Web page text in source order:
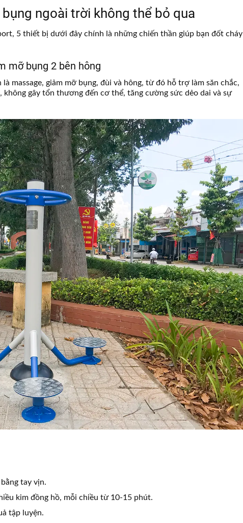
ngoài trời không thể bỏ qua
5 thiết bị dưới đây chính là những chiến thần giúp bạn đốt cháy
mỡ bụng 2 bên hông
massage, giảm mỡ bụng, đùi và hông, từ đó hỗ trợ làm săn chắc,
không gây tổn thương đến cơ thể, tăng cường sức dẻo dai và sự
tay vịn.
kim đồng hồ, mỗi chiều từ 10-15 phút.
tập luyện.